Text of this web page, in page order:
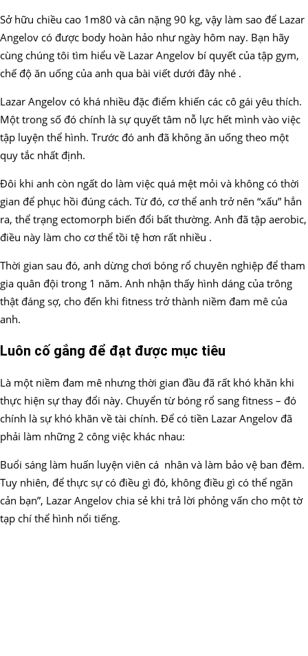
Sở hữu chiều cao 1m80 và cân nặng 90 kg, vậy làm sao để Lazar
Angelov có được body hoàn hảo như ngày hôm nay. Bạn hãy
cùng chúng tôi tìm hiểu về Lazar Angelov bí quyết của tập gym,
chế độ ăn uống của anh qua bài viết dưới đây nhé .
Lazar Angelov có khá nhiều đặc điểm khiến các cô gái yêu thích.
Một trong số đó chính là sự quyết tâm nỗ lực hết mình vào việc
tập luyện thể hình. Trước đó anh đã không ăn uống theo một
quy tắc nhất định.
Đôi khi anh còn ngất do làm việc quá mệt mỏi và không có thời
gian để phục hồi đúng cách. Từ đó, cơ thể anh trở nên “xấu” hẳn
ra, thể trạng ectomorph biến đổi bất thường. Anh đã tập aerobic,
điều này làm cho cơ thể tồi tệ hơn rất nhiều .
Thời gian sau đó, anh dừng chơi bóng rổ chuyên nghiệp để tham
gia quân đội trong 1 năm. Anh nhận thấy hình dáng của trông
thật đáng sợ, cho đến khi fitness trở thành niềm đam mê của
anh.
Luôn cố gắng để đạt được mục tiêu
Là một niềm đam mê nhưng thời gian đầu đã rất khó khăn khi
thực hiện sự thay đổi này. Chuyển từ bóng rổ sang fitness – đó
chính là sự khó khăn về tài chính. Để có tiền Lazar Angelov đã
phải làm những 2 công việc khác nhau:
Buổi sáng làm huấn luyện viên cá nhân và làm bảo vệ ban đêm.
Tuy nhiên, để thực sự có điều gì đó, không điều gì có thể ngăn
cản bạn”, Lazar Angelov chia sẻ khi trả lời phỏng vấn cho một tờ
tạp chí thể hình nổi tiếng.